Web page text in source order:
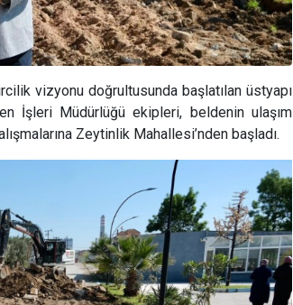
vizyonu doğrultusunda başlatılan üstyapı
İşleri Müdürlüğü ekipleri, beldenin ulaşım
Zeytinlik Mahallesi’nden başladı.